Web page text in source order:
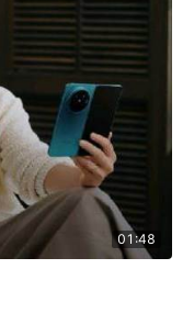
01:48